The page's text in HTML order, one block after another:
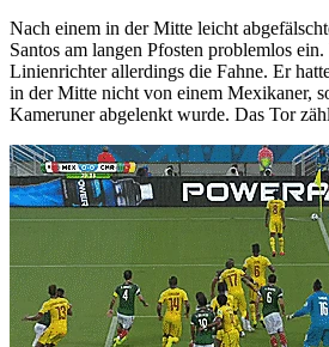
Nach einem in der Mitte leicht
Santos am langen Pfosten problemlos
Linienrichter allerdings die Fahne. Er
in der Mitte nicht von einem Mexikaner,
Kameruner abgelenkt wurde. Das Tor